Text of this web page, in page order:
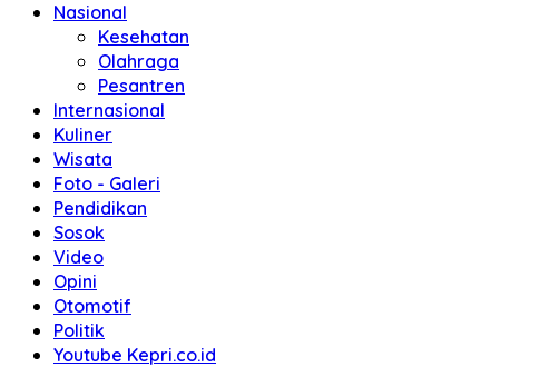
Nasional
Kesehatan
Olahraga
Pesantren
Internasional
Kuliner
Wisata
Foto - Galeri
Pendidikan
Sosok
Video
Opini
Otomotif
Politik
Youtube Kepri.co.id